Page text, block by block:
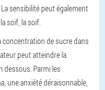
sensibilité peut également
soif, la soif.
de sucre dans
peut atteindre la
dessous. Parmi les
une anxiété déraisonnable,